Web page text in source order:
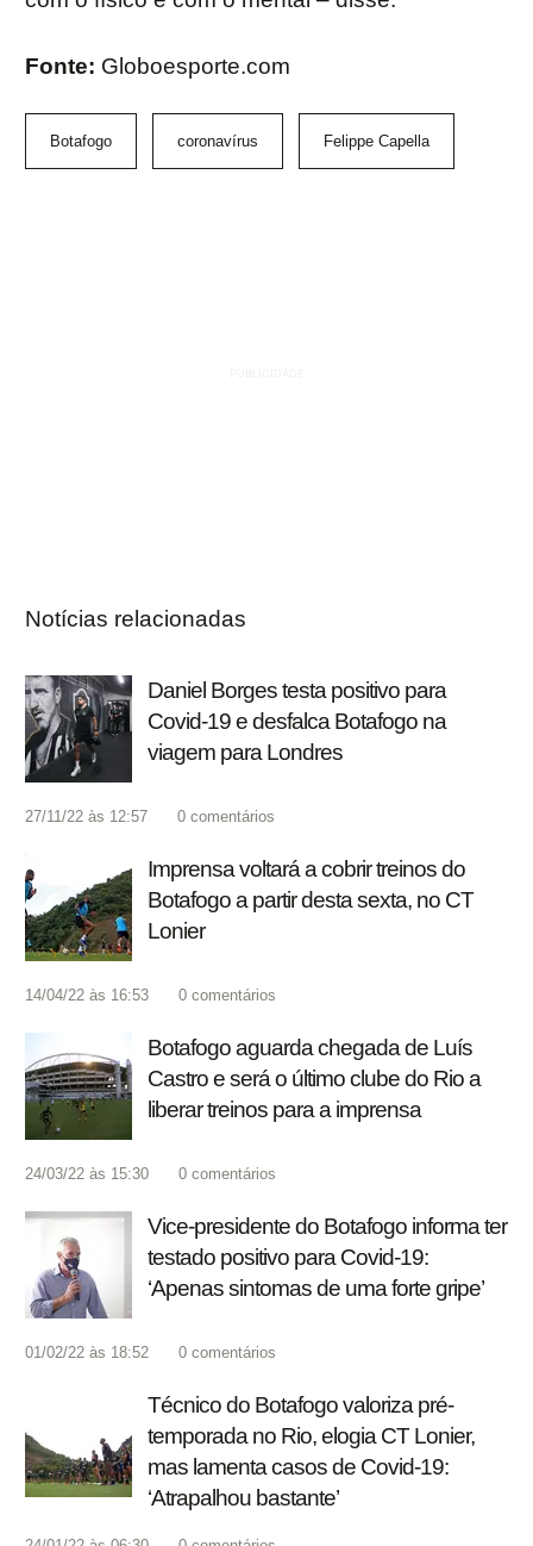
Fonte: Globoesporte.com
Botafogo coronavírus Felippe Capella
Notícias relacionadas
Daniel Borges testa positivo para
Covid-19 e desfalca Botafogo na
viagem para Londres
27/11/22 às 12:57 0 comentários
Imprensa voltará a cobrir treinos do
Botafogo a partir desta sexta, no CT
Lonier
14/04/22 às 16:53 0 comentários
Botafogo aguarda chegada de Luís
Castro e será o último clube do Rio a
liberar treinos para a imprensa
24/03/22 às 15:30 0 comentários
Vice-presidente do Botafogo informa ter
testado positivo para Covid-19:
‘Apenas sintomas de uma forte gripe’
01/02/22 às 18:52 0 comentários
Técnico do Botafogo valoriza pré-
temporada no Rio, elogia CT Lonier,
mas lamenta casos de Covid-19:
‘Atrapalhou bastante’